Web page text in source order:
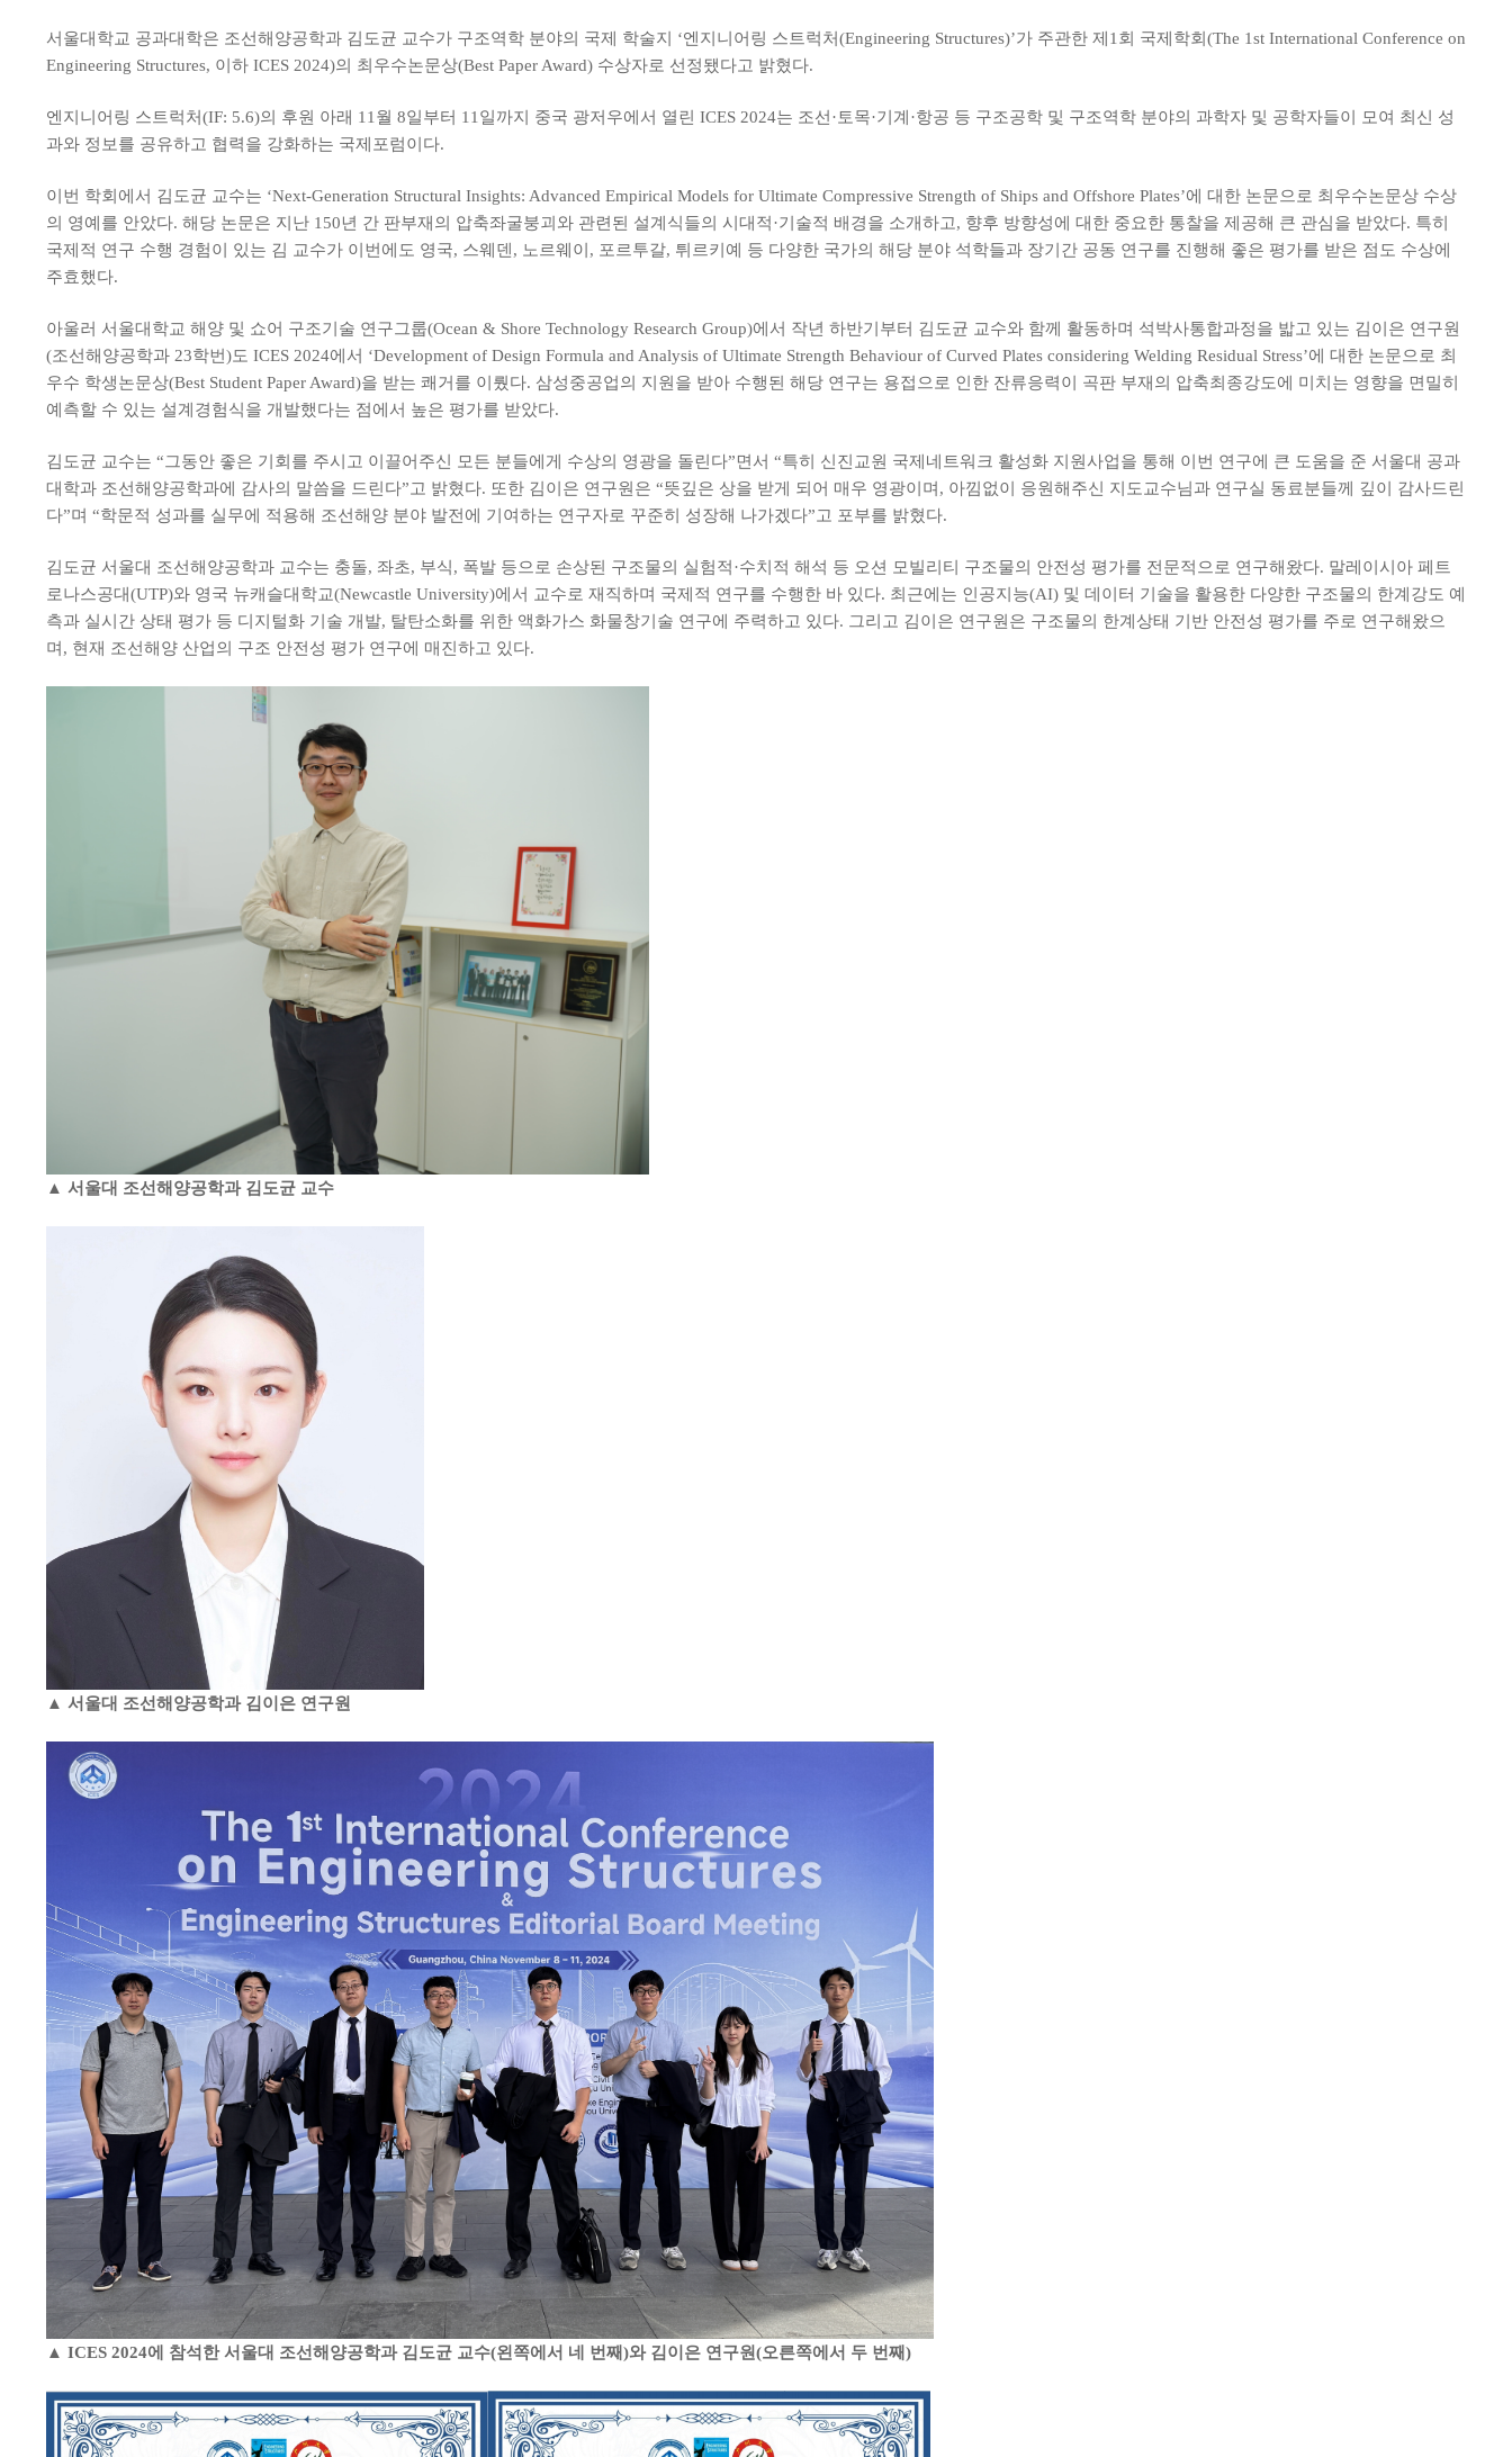
서울대학교 공과대학은 조선해양공학과 김도균 교수가 구조역학 분야의 국제 학술지 ‘엔지니어링 스트럭처(Engineering Structures)’가 주관한 제1회 국제학회(The 1st International Conference on
Engineering Structures, 이하 ICES 2024)의 최우수논문상(Best Paper Award) 수상자로 선정됐다고 밝혔다.
엔지니어링 스트럭처(IF: 5.6)의 후원 아래 11월 8일부터 11일까지 중국 광저우에서 열린 ICES 2024는 조선·토목·기계·항공 등 구조공학 및 구조역학 분야의 과학자 및 공학자들이 모여 최신 성
과와 정보를 공유하고 협력을 강화하는 국제포럼이다.
이번 학회에서 김도균 교수는 ‘Next-Generation Structural Insights: Advanced Empirical Models for Ultimate Compressive Strength of Ships and Offshore Plates’에 대한 논문으로 최우수논문상 수상
의 영예를 안았다. 해당 논문은 지난 150년 간 판부재의 압축좌굴붕괴와 관련된 설계식들의 시대적·기술적 배경을 소개하고, 향후 방향성에 대한 중요한 통찰을 제공해 큰 관심을 받았다. 특히
국제적 연구 수행 경험이 있는 김 교수가 이번에도 영국, 스웨덴, 노르웨이, 포르투갈, 튀르키예 등 다양한 국가의 해당 분야 석학들과 장기간 공동 연구를 진행해 좋은 평가를 받은 점도 수상에
주효했다.
아울러 서울대학교 해양 및 쇼어 구조기술 연구그룹(Ocean & Shore Technology Research Group)에서 작년 하반기부터 김도균 교수와 함께 활동하며 석박사통합과정을 밟고 있는 김이은 연구원
(조선해양공학과 23학번)도 ICES 2024에서 ‘Development of Design Formula and Analysis of Ultimate Strength Behaviour of Curved Plates considering Welding Residual Stress’에 대한 논문으로 최
우수 학생논문상(Best Student Paper Award)을 받는 쾌거를 이뤘다. 삼성중공업의 지원을 받아 수행된 해당 연구는 용접으로 인한 잔류응력이 곡판 부재의 압축최종강도에 미치는 영향을 면밀히
예측할 수 있는 설계경험식을 개발했다는 점에서 높은 평가를 받았다.
김도균 교수는 “그동안 좋은 기회를 주시고 이끌어주신 모든 분들에게 수상의 영광을 돌린다”면서 “특히 신진교원 국제네트워크 활성화 지원사업을 통해 이번 연구에 큰 도움을 준 서울대 공과
대학과 조선해양공학과에 감사의 말씀을 드린다”고 밝혔다. 또한 김이은 연구원은 “뜻깊은 상을 받게 되어 매우 영광이며, 아낌없이 응원해주신 지도교수님과 연구실 동료분들께 깊이 감사드린
다”며 “학문적 성과를 실무에 적용해 조선해양 분야 발전에 기여하는 연구자로 꾸준히 성장해 나가겠다”고 포부를 밝혔다.
김도균 서울대 조선해양공학과 교수는 충돌, 좌초, 부식, 폭발 등으로 손상된 구조물의 실험적·수치적 해석 등 오션 모빌리티 구조물의 안전성 평가를 전문적으로 연구해왔다. 말레이시아 페트
로나스공대(UTP)와 영국 뉴캐슬대학교(Newcastle University)에서 교수로 재직하며 국제적 연구를 수행한 바 있다. 최근에는 인공지능(AI) 및 데이터 기술을 활용한 다양한 구조물의 한계강도 예
측과 실시간 상태 평가 등 디지털화 기술 개발, 탈탄소화를 위한 액화가스 화물창기술 연구에 주력하고 있다. 그리고 김이은 연구원은 구조물의 한계상태 기반 안전성 평가를 주로 연구해왔으
며, 현재 조선해양 산업의 구조 안전성 평가 연구에 매진하고 있다.
▲ 서울대 조선해양공학과 김도균 교수
▲ 서울대 조선해양공학과 김이은 연구원
▲ ICES 2024에 참석한 서울대 조선해양공학과 김도균 교수(왼쪽에서 네 번째)와 김이은 연구원(오른쪽에서 두 번째)